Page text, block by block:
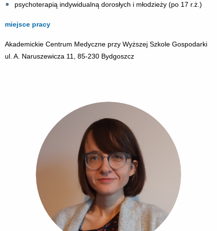
psychoterapią indywidualną dorosłych i młodzieży (po 17 r.ż.)
miejsce pracy
Akademickie Centrum Medyczne przy Wyższej Szkole Gospodarki
ul. A. Naruszewicza 11, 85-230 Bydgoszcz